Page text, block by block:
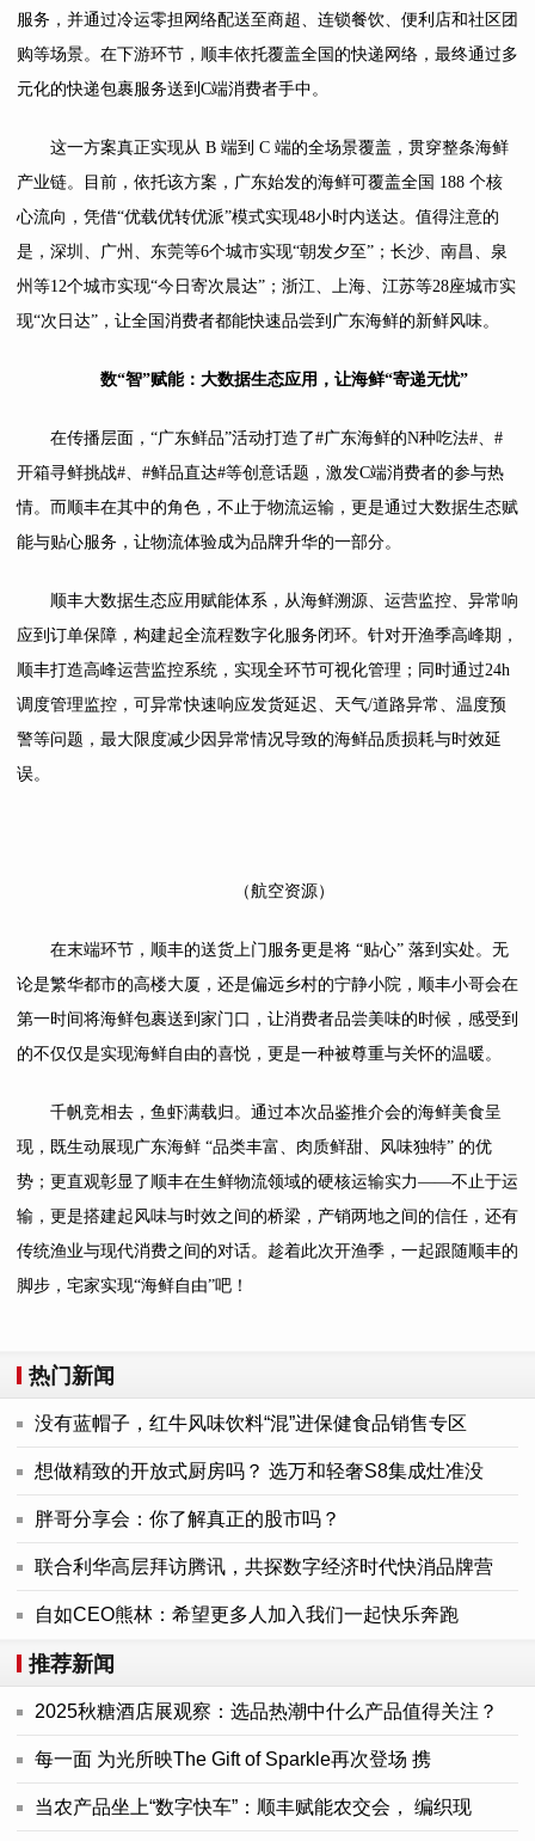
服务，并通过冷运零担网络配送至商超、连锁餐饮、便利店和社区团
购等场景。在下游环节，顺丰依托覆盖全国的快递网络，最终通过多
元化的快递包裹服务送到C端消费者手中。
这一方案真正实现从 B 端到 C 端的全场景覆盖，贯穿整条海鲜
产业链。目前，依托该方案，广东始发的海鲜可覆盖全国 188 个核
心流向，凭借“优载优转优派”模式实现48小时内送达。值得注意的
是，深圳、广州、东莞等6个城市实现“朝发夕至”；长沙、南昌、泉
州等12个城市实现“今日寄次晨达”；浙江、上海、江苏等28座城市实
现“次日达”，让全国消费者都能快速品尝到广东海鲜的新鲜风味。
数“智”赋能：大数据生态应用，让海鲜“寄递无忧”
在传播层面，“广东鲜品”活动打造了#广东海鲜的N种吃法#、#
开箱寻鲜挑战#、#鲜品直达#等创意话题，激发C端消费者的参与热
情。而顺丰在其中的角色，不止于物流运输，更是通过大数据生态赋
能与贴心服务，让物流体验成为品牌升华的一部分。
顺丰大数据生态应用赋能体系，从海鲜溯源、运营监控、异常响
应到订单保障，构建起全流程数字化服务闭环。针对开渔季高峰期，
顺丰打造高峰运营监控系统，实现全环节可视化管理；同时通过24h
调度管理监控，可异常快速响应发货延迟、天气/道路异常、温度预
警等问题，最大限度减少因异常情况导致的海鲜品质损耗与时效延
误。
（航空资源）
在末端环节，顺丰的送货上门服务更是将 “贴心” 落到实处。无
论是繁华都市的高楼大厦，还是偏远乡村的宁静小院，顺丰小哥会在
第一时间将海鲜包裹送到家门口，让消费者品尝美味的时候，感受到
的不仅仅是实现海鲜自由的喜悦，更是一种被尊重与关怀的温暖。
千帆竞相去，鱼虾满载归。通过本次品鉴推介会的海鲜美食呈
现，既生动展现广东海鲜 “品类丰富、肉质鲜甜、风味独特” 的优
势；更直观彰显了顺丰在生鲜物流领域的硬核运输实力——不止于运
输，更是搭建起风味与时效之间的桥梁，产销两地之间的信任，还有
传统渔业与现代消费之间的对话。趁着此次开渔季，一起跟随顺丰的
脚步，宅家实现“海鲜自由”吧！
热门新闻
没有蓝帽子，红牛风味饮料“混”进保健食品销售专区
想做精致的开放式厨房吗？ 选万和轻奢S8集成灶准没
胖哥分享会：你了解真正的股市吗？
联合利华高层拜访腾讯，共探数字经济时代快消品牌营
自如CEO熊林：希望更多人加入我们一起快乐奔跑
推荐新闻
2025秋糖酒店展观察：选品热潮中什么产品值得关注？
每一面 为光所映The Gift of Sparkle再次登场 携
当农产品坐上“数字快车”：顺丰赋能农交会， 编织现